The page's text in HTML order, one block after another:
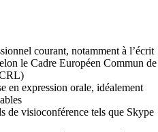
courant, notamment à l’écrit
le Cadre Européen Commun de
en expression orale, idéalement
de visioconférence tels que Skype